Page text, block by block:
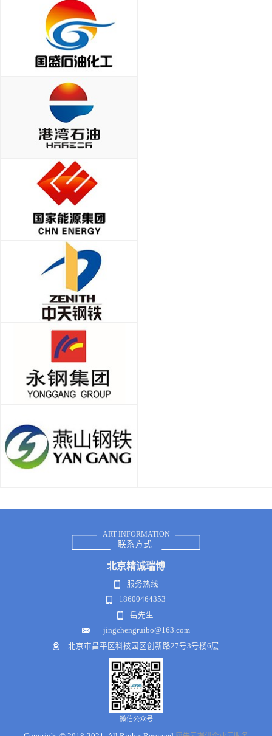
ART INFORMATION
联系方式
北京精诚瑞博
服务热线
18600464353
岳先生
jingchengruibo@163.com
北京市昌平区科技园区创新路27号3号楼6层
微信公众号